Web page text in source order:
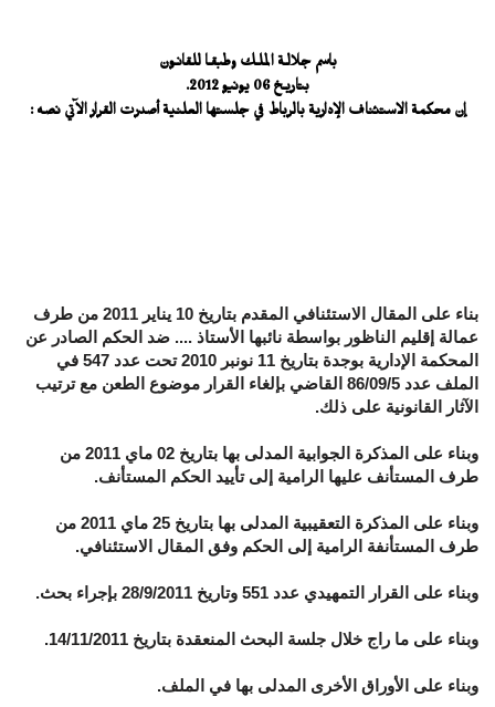
باسم جلالـة الملـك وطبقـا للقانـون
بتاريـخ 06 يونيو 2012.
إن محكمة الاستئناف الإدارية بالرباط في جلستها العلنية أصدرت القرار الآتي نصه :
بناء على المقال الاستئنافي المقدم بتاريخ 10 يناير 2011 من طرف
عمالة إقليم الناظور بواسطة نائبها الأستاذ .... ضد الحكم الصادر عن
المحكمة الإدارية بوجدة بتاريخ 11 نونبر 2010 تحت عدد 547 في
الملف عدد 86/09/5 القاضي بإلغاء القرار موضوع الطعن مع ترتيب
الآثار القانونية على ذلك.
وبناء على المذكرة الجوابية المدلى بها بتاريخ 02 ماي 2011 من
طرف المستأنف عليها الرامية إلى تأييد الحكم المستأنف.
وبناء على المذكرة التعقيبية المدلى بها بتاريخ 25 ماي 2011 من
طرف المستأنفة الرامية إلى الحكم وفق المقال الاستئنافي.
وبناء على القرار التمهيدي عدد 551 وتاريخ 28/9/2011 بإجراء بحث.
وبناء على ما راج خلال جلسة البحث المنعقدة بتاريخ 14/11/2011.
وبناء على الأوراق الأخرى المدلى بها في الملف.